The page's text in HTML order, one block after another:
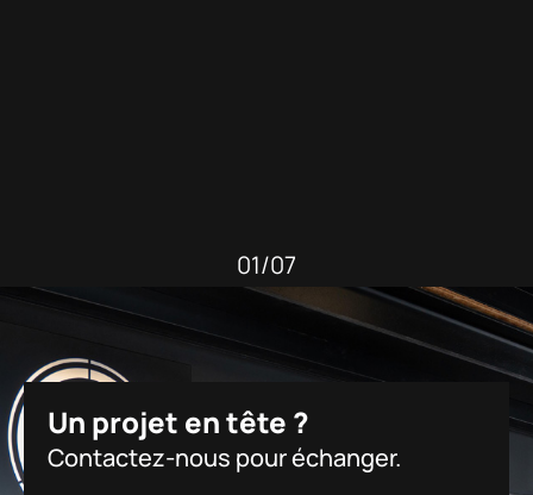
01/07
Un projet en tête ?
Contactez-nous pour échanger.